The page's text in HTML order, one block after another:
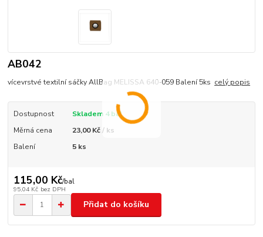
AB042
vícevrstvé textilní sáčky AllBag MELISSA 640-059 Balení 5ks celý popis
Dostupnost
Skladem 4 bal
Měrná cena
23,00 Kč / ks
Balení
5 ks
115,00 Kč/bal
95,04 Kč bez DPH
Přidat do košíku